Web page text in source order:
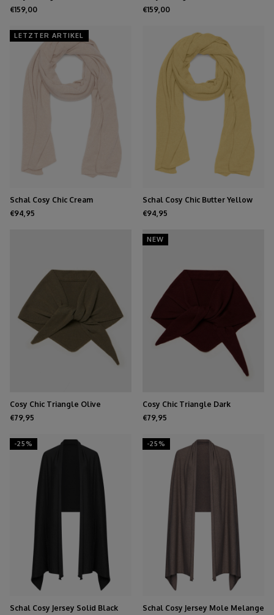
Cashmere Forest
€159,00
Cashmere Olive
€159,00
LETZTER ARTIKEL
Schal Cosy Chic Cream
€94,95
Schal Cosy Chic Butter Yellow
€94,95
Cosy Chic Triangle Olive
€79,95
NEW
Cosy Chic Triangle Dark
Burgundy
€79,95
-25%
Schal Cosy Jersey Solid Black
-25%
Schal Cosy Jersey Mole Melange